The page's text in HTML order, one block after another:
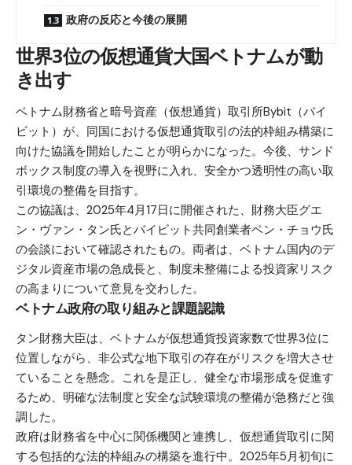
政府の反応と今後の展開
世界3位の仮想通貨大国ベトナムが動
き出す
ベトナム財務省と暗号資産（仮想通貨）取引所Bybit（バイ
ビット） が、同国における仮想通貨取引の法的枠組み構築に
向けた協議を開始したことが明らかになった。今後、サンド
ボックス制度の導入を視野に入れ、安全かつ透明性の高い取
引環境の整備を目指す。
この協議は、2025年4月17日に開催された、財務大臣グエ
ン・ヴァン・タン氏とバイビット共同創業者ベン・チョウ氏
の会談において確認されたもの。両者は、ベトナム国内のデ
ジタル資産市場の急成長と、制度未整備による投資家リスク
の高まりについて意見を交わした。
ベトナム政府の取り組みと課題認識
タン財務大臣は、ベトナムが仮想通貨投資家数で世界3位に
位置しながら、非公式な地下取引の存在がリスクを増大させ
ていることを懸念。これを是正し、健全な市場形成を促進す
るため、明確な法制度と安全な試験環境の整備が急務だと強
調した。
政府は財務省を中心に関係機関と連携し、仮想通貨取引に関
する包括的な法的枠組みの構築を進行中。2025年5月初旬に